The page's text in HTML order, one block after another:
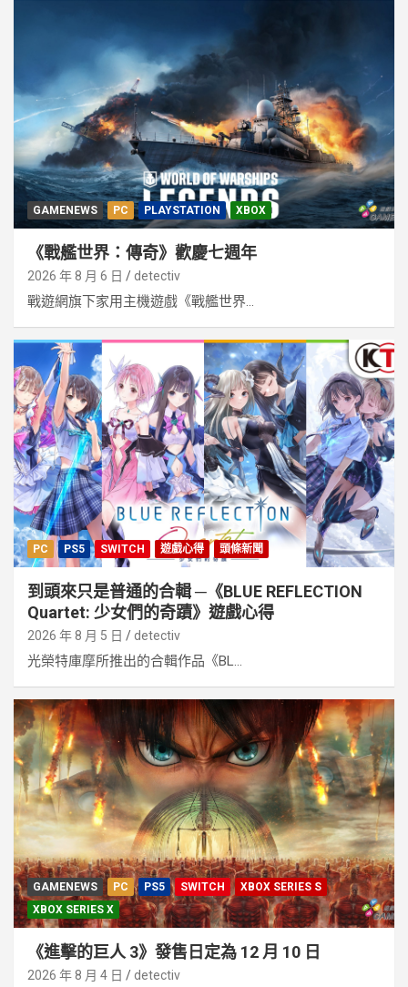
GAMENEWS PC PLAYSTATION XBOX
《戰艦世界：傳奇》歡慶七週年
2026 年 8 月 6 日 detectiv
戰遊網旗下家用主機遊戲《戰艦世界...
PC PS5 SWITCH 遊戲心得 頭條新聞
到頭來只是普通的合輯 ─《BLUE REFLECTION
Quartet: 少女們的奇蹟》遊戲心得
2026 年 8 月 5 日 detectiv
光榮特庫摩所推出的合輯作品《BL...
GAMENEWS PC PS5 SWITCH
XBOX SERIES S
XBOX SERIES X
《進擊的巨人 3》發售日定為 12 月 10 日
2026 年 8 月 4 日 detectiv